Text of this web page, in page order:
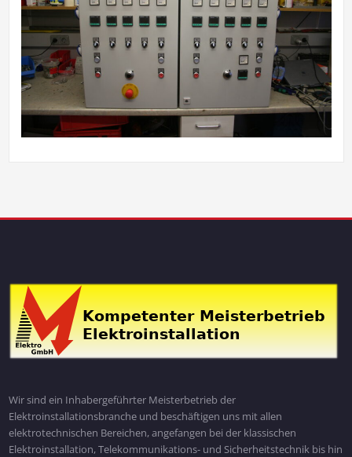
Wir sind ein Inhabergeführter Meisterbetrieb der
Elektroinstallationsbranche und beschäftigen uns mit allen
elektrotechnischen Bereichen, angefangen bei der klassischen
Elektroinstallation, Telekommunikations- und Sicherheitstechnik bis hin